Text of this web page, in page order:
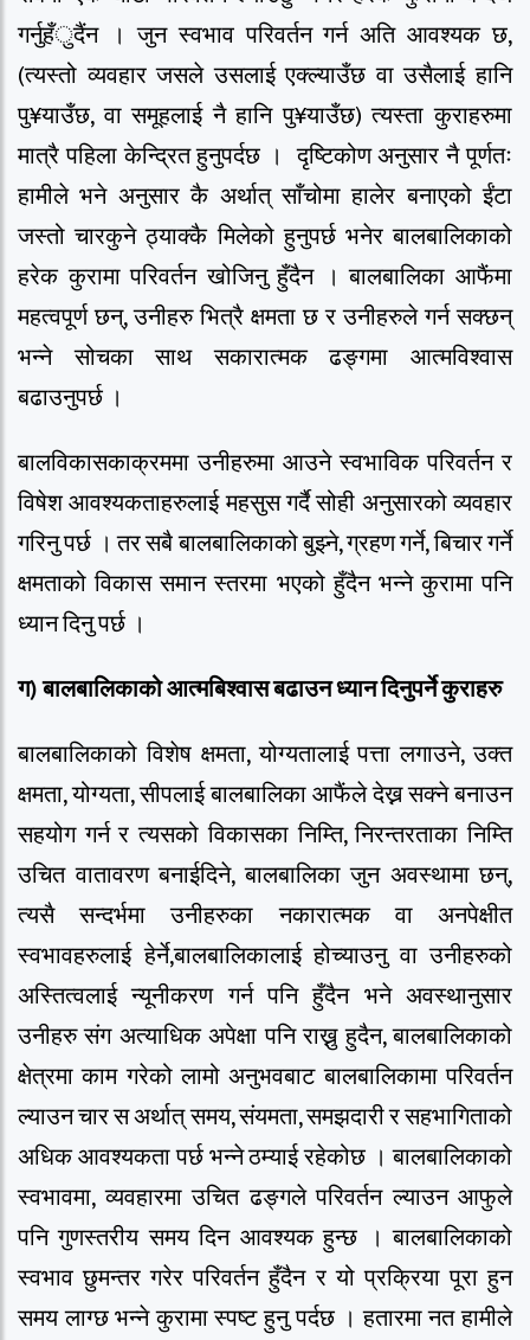
गर्नुहँुदैंन । जुन स्वभाव परिवर्तन गर्न अति आवश्यक छ,
(त्यस्तो व्यवहार जसले उसलाई एक्ल्याउँछ वा उसैलाई हानि
पु¥याउँछ, वा समूहलाई नै हानि पु¥याउँछ) त्यस्ता कुराहरुमा
मात्रै पहिला केन्द्रित हुनुपर्दछ । दृष्टिकोण अनुसार नै पूर्णतः
हामीले भने अनुसार कै अर्थात् साँचोमा हालेर बनाएको ईंटा
जस्तो चारकुने ठ्याक्कै मिलेको हुनुपर्छ भनेर बालबालिकाको
हरेक कुरामा परिवर्तन खोजिनु हुँदैन । बालबालिका आफैंमा
महत्वपूर्ण छन्, उनीहरु भित्रै क्षमता छ र उनीहरुले गर्न सक्छन्
भन्ने सोचका साथ सकारात्मक ढङ्गमा आत्मविश्वास
बढाउनुपर्छ ।
बालविकासकाक्रममा उनीहरुमा आउने स्वभाविक परिवर्तन र
विषेश आवश्यकताहरुलाई महसुस गर्दै सोही अनुसारको व्यवहार
गरिनु पर्छ । तर सबै बालबालिकाको बुझ्ने, ग्रहण गर्ने, बिचार गर्ने
क्षमताको विकास समान स्तरमा भएको हुँदैन भन्ने कुरामा पनि
ध्यान दिनु पर्छ ।
ग)बालबालिकाकोआत्मबिश्वासबढाउनध्यानदिनुपर्नेकुराहरु
बालबालिकाको विशेष क्षमता, योग्यतालाई पत्ता लगाउने, उक्त
क्षमता, योग्यता, सीपलाई बालबालिका आफैंले देख्न सक्ने बनाउन
सहयोग गर्न र त्यसको विकासका निम्ति, निरन्तरताका निम्ति
उचित वातावरण बनाईदिने, बालबालिका जुन अवस्थामा छन्,
त्यसै सन्दर्भमा उनीहरुका नकारात्मक वा अनपेक्षीत
स्वभावहरुलाई हेर्ने,बालबालिकालाई होच्याउनु वा उनीहरुको
अस्तित्वलाई न्यूनीकरण गर्न पनि हुँदैन भने अवस्थानुसार
उनीहरु संग अत्याधिक अपेक्षा पनि राख्नु हुदैन, बालबालिकाको
क्षेत्रमा काम गरेको लामो अनुभवबाट बालबालिकामा परिवर्तन
ल्याउन चार स अर्थात् समय, संयमता, समझदारी र सहभागिताको
अधिक आवश्यकता पर्छ भन्ने ठम्याई रहेकोछ । बालबालिकाको
स्वभावमा, व्यवहारमा उचित ढङ्गले परिवर्तन ल्याउन आफुले
पनि गुणस्तरीय समय दिन आवश्यक हुन्छ । बालबालिकाको
स्वभाव छुमन्तर गरेर परिवर्तन हुँदैन र यो प्रक्रिया पूरा हुन
समय लाग्छ भन्ने कुरामा स्पष्ट हुनु पर्दछ । हतारमा नत हामीले